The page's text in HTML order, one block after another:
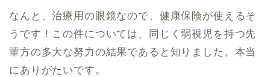
なんと、治療用の眼鏡なので、健康保険が使えるそ
うです！この件については、同じく弱視児を持つ先
輩方の多大な努力の結果であると知りました。本当
にありがたいです。